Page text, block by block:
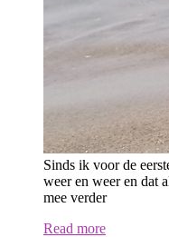
Sinds ik voor de
weer en weer en dat
mee verder
Read more